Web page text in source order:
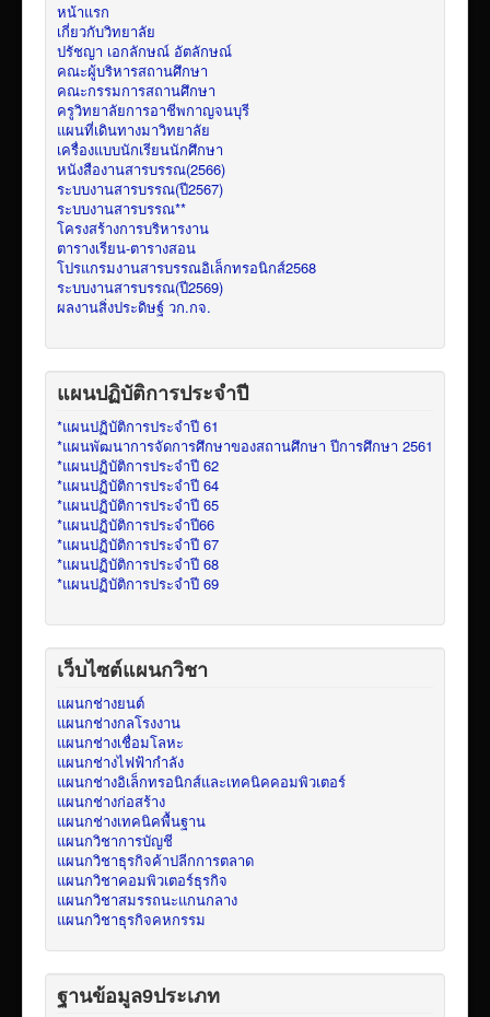
หน้าแรก
เกี่ยวกับวิทยาลัย
ปรัชญา เอกลักษณ์ อัตลักษณ์
คณะผู้บริหารสถานศึกษา
คณะกรรมการสถานศึกษา
ครูวิทยาลัยการอาชีพกาญจนบุรี
แผนที่เดินทางมาวิทยาลัย
เครื่องแบบนักเรียนนักศึกษา
หนังสืองานสารบรรณ(2566)
ระบบงานสารบรรณ(ปี2567)
ระบบงานสารบรรณ**
โครงสร้างการบริหารงาน
ตารางเรียน-ตารางสอน
โปรแกรมงานสารบรรณอิเล็กทรอนิกส์2568
ระบบงานสารบรรณ(ปี2569)
ผลงานสิ่งประดิษฐ์ วก.กจ.
แผนปฏิบัติการประจำปี
*แผนปฏิบัติการประจำปี 61
*แผนพัฒนาการจัดการศึกษาของสถานศึกษา ปีการศึกษา 2561
*แผนปฏิบัติการประจำปี 62
*แผนปฏิบัติการประจำปี 64
*แผนปฏิบัติการประจำปี 65
*แผนปฏิบัติการประจำปี66
*แผนปฏิบัติการประจำปี 67
*แผนปฏิบัติการประจำปี 68
*แผนปฏิบัติการประจำปี 69
เว็บไซต์แผนกวิชา
แผนกช่างยนต์
แผนกช่างกลโรงงาน
แผนกช่างเชื่อมโลหะ
แผนกช่างไฟฟ้ากำลัง
แผนกช่างอิเล็กทรอนิกส์และเทคนิคคอมพิวเตอร์
แผนกช่างก่อสร้าง
แผนกช่างเทคนิคพื้นฐาน
แผนกวิชาการบัญชี
แผนกวิชาธุรกิจค้าปลีกการตลาด
แผนกวิชาคอมพิวเตอร์ธุรกิจ
แผนกวิชาสมรรถนะแกนกลาง
แผนกวิชาธุรกิจคหกรรม
ฐานข้อมูล9ประเภท